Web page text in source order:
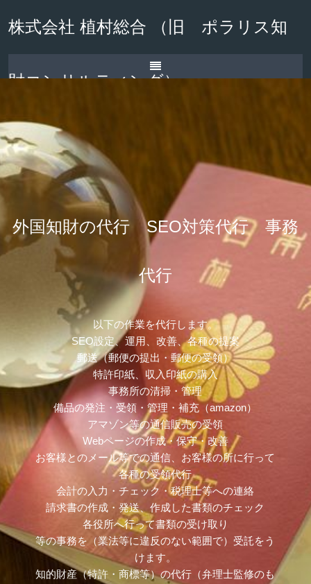
株式会社 植村総合 （旧 ポラリス知
財コンサルティング）
外国知財の代行 SEO対策代行 事務
代行
以下の作業を代行します。
SEO設定、運用、改善、各種の提案
郵送（郵便の提出・郵便の受領）
特許印紙、収入印紙の購入
事務所の清掃・管理
備品の発注・受領・管理・補充（amazon）
アマゾン等の通信販売の受領
Webページの作成・保守・改善
お客様とのメール等での通信、お客様の所に行って
各種の受領代行
会計の入力・チェック・税理士等への連絡
請求書の作成・発送、作成した書類のチェック
各役所へ行って書類の受け取り
等の事務を（業法等に違反のない範囲で）受託をう
けます。
知的財産（特許・商標等）の代行（弁理士監修のも